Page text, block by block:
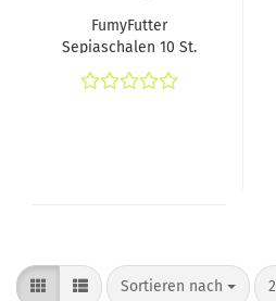
FumyFutter
Sepiaschalen 10 St.
Sortieren nach
Sortieren nach